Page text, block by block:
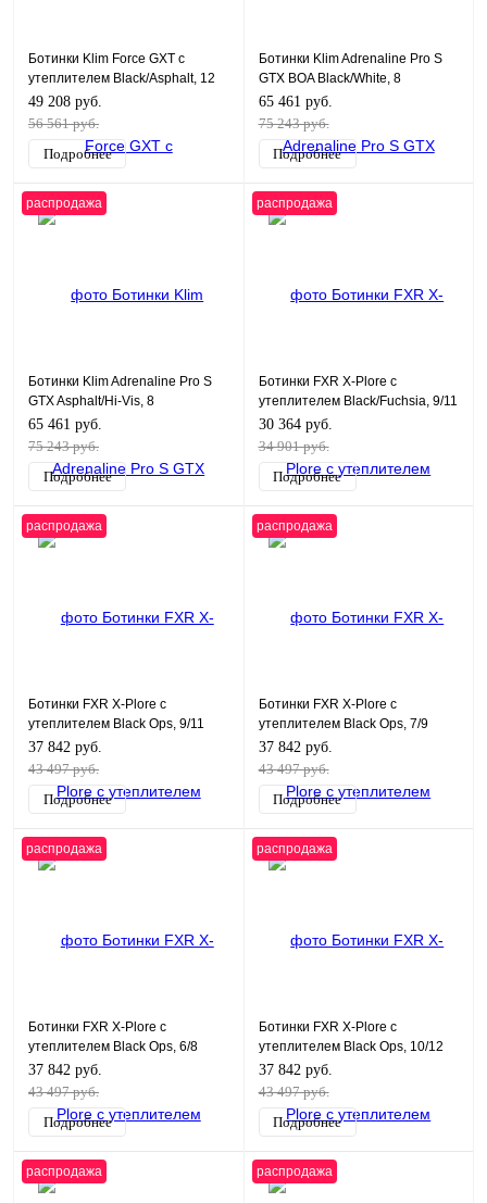
Ботинки Klim Force GXT с
утеплителем Black/Asphalt, 12
49 208 руб.
56 561 руб.
Подробнее
Ботинки Klim Adrenaline Pro S
GTX BOA Black/White, 8
65 461 руб.
75 243 руб.
Подробнее
распродажа
Ботинки Klim Adrenaline Pro S
GTX Asphalt/Hi-Vis, 8
65 461 руб.
75 243 руб.
Подробнее
распродажа
Ботинки FXR X-Plore с
утеплителем Black/Fuchsia, 9/11
30 364 руб.
34 901 руб.
Подробнее
распродажа
Ботинки FXR X-Plore с
утеплителем Black Ops, 9/11
37 842 руб.
43 497 руб.
Подробнее
распродажа
Ботинки FXR X-Plore с
утеплителем Black Ops, 7/9
37 842 руб.
43 497 руб.
Подробнее
распродажа
Ботинки FXR X-Plore с
утеплителем Black Ops, 6/8
37 842 руб.
43 497 руб.
Подробнее
распродажа
Ботинки FXR X-Plore с
утеплителем Black Ops, 10/12
37 842 руб.
43 497 руб.
Подробнее
распродажа распродажа